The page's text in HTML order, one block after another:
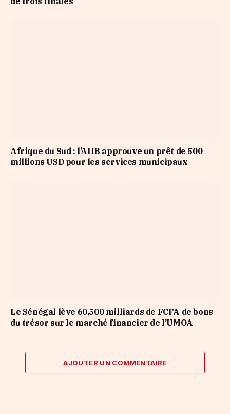
Afrique du Sud : l’AIIB approuve un prêt de 500
millions USD pour les services municipaux
Le Sénégal lève 60,500 milliards de FCFA de bons
du trésor sur le marché financier de l’UMOA
AJOUTER UN COMMENTAIRE